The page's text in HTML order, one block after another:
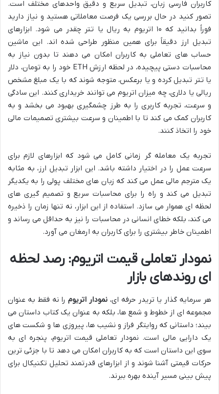
کاربران فارسی زبان، تبدیل سریع و دقیق واحدهای مختلف است.
تصور کنید در حال بررسی یک فرصت معاملاتی هستید و نیاز دارید
فوراً بدانید که ۱۰ اتریوم به ریال یا تتر چقدر می شود. ابزارهای
تبدیل ارز دقیقاً برای همین منظور طراحی شده اند. این ماشین
حساب های تعاملی به کاربران امکان می دهند تا بدون نیاز به
محاسبات دستی پیچیده، در لحظه ارزش ETH خود را به تومان، دلار
یا تتر تبدیل کرده و یا برعکس، متوجه شوند که با یک مبلغ مشخص
ریالی یا دلاری، چه میزان اتریوم می توانند خریداری کنند. این سادگی
و سرعت، تجربه کاربری را به طرز چشمگیری بهبود می بخشد و به
کاربران کمک می کند تا با اطمینان و سرعت بیشتری تصمیمات مالی
خود را اتخاذ کنند.
تجربه یک معامله گر زمانی کامل می شود که ابزارهای لازم برای
سرعت عمل را در اختیار داشته باشد. این ابزار تبدیل ارز، به مثابه
یک مترجم مالی عمل می کند که زبان های مختلف پولی را به یکدیگر
تبدیل می کند و راه را برای محاسبات سریع و تصمیم گیری های
لحظه ای هموار می سازد. استفاده از این ابزار، نه تنها زمان را ذخیره
می کند، بلکه خطای انسانی در محاسبات را نیز به حداقل می رساند و
اطمینان خاطر بیشتری را برای کاربران به ارمغان می آورد.
نمودار تعاملی قیمت اتریوم: رصد لحظه
ای روندهای بازار
هر سرمایه گذار یا تریدر حرفه ای، نمودار اتریومرا نه فقط به عنوان
مجموعه ای از خطوط و شمع ها، بلکه به عنوان یک کتاب داستان می
بیند؛ داستانی که روایتگر فراز و نشیب ها، پیروزی ها و شکست های
یک دارایی مالی است. نمودار تعاملی قیمت اتریوم، پنجره ای به
سوی این داستان است که به کاربران امکان می دهد تا با جزئی ترین
حرکات قیمتی آشنا شوند و از ابزارهای قدرتمند تحلیل تکنیکال برای
پیش بینی مسیر آینده بهره ببرند.